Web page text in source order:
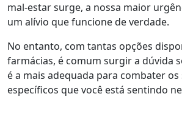
mal-estar surge, a nossa maior
um alívio que funcione de verdade.
No entanto, com tantas opções
farmácias, é comum surgir a dúvida
é a mais adequada para combater
específicos que você está sentindo